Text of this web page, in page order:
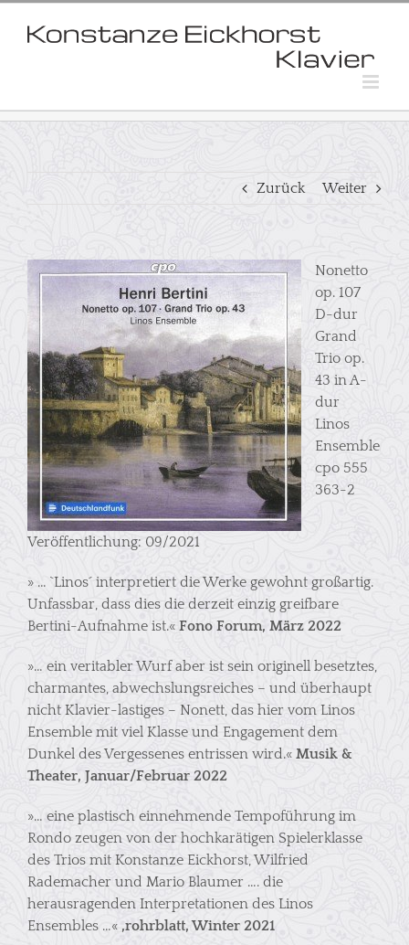
Zurück Weiter
Nonetto
op. 107
D-dur
Grand
Trio op.
43 in A-
dur
Linos
Ensemble
cpo 555
363-2
Veröffentlichung: 09/2021
» … `Linos´ interpretiert die Werke gewohnt großartig.
Unfassbar, dass dies die derzeit einzig greifbare
Bertini-Aufnahme ist.« Fono Forum, März 2022
»… ein veritabler Wurf aber ist sein originell besetztes,
charmantes, abwechslungsreiches – und überhaupt
nicht Klavier-lastiges – Nonett, das hier vom Linos
Ensemble mit viel Klasse und Engagement dem
Dunkel des Vergessenes entrissen wird.« Musik &
Theater, Januar/Februar 2022
»… eine plastisch einnehmende Tempoführung im
Rondo zeugen von der hochkarätigen Spielerklasse
des Trios mit Konstanze Eickhorst, Wilfried
Rademacher und Mario Blaumer …. die
herausragenden Interpretationen des Linos
Ensembles …« ‚rohrblatt, Winter 2021